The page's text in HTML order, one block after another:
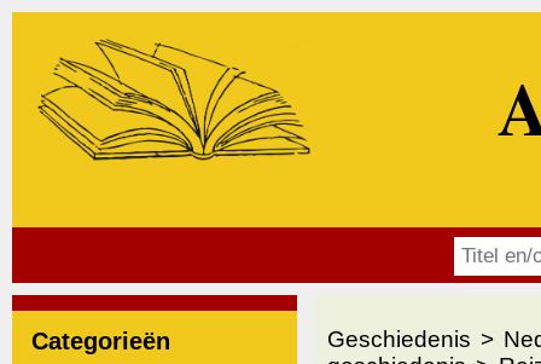
Categorieën Geschiedenis